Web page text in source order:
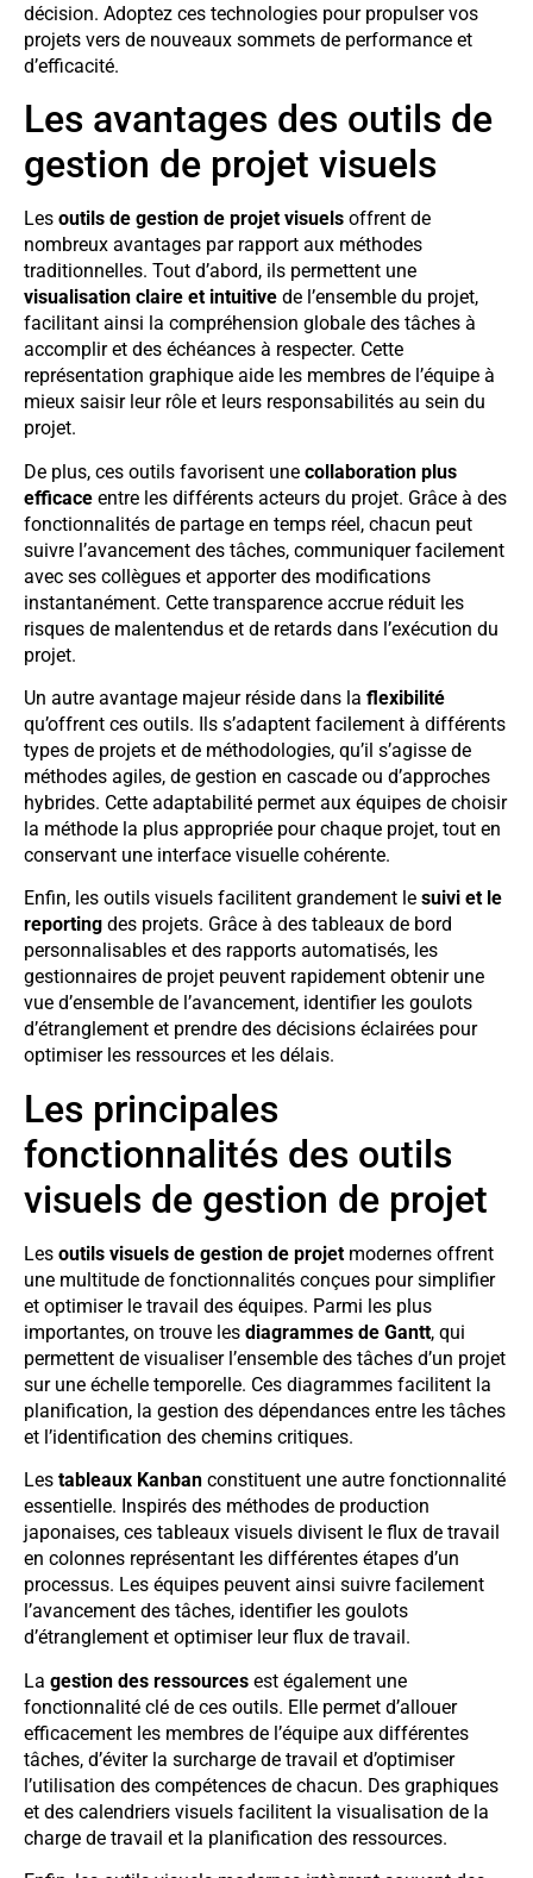
décision. Adoptez ces technologies pour propulser vos
projets vers de nouveaux sommets de performance et
d’efficacité.
Les avantages des outils de
gestion de projet visuels
Les outils de gestion de projet visuels offrent de
nombreux avantages par rapport aux méthodes
traditionnelles. Tout d’abord, ils permettent une
visualisation claire et intuitive de l’ensemble du projet,
facilitant ainsi la compréhension globale des tâches à
accomplir et des échéances à respecter. Cette
représentation graphique aide les membres de l’équipe à
mieux saisir leur rôle et leurs responsabilités au sein du
projet.
De plus, ces outils favorisent une collaboration plus
efficace entre les différents acteurs du projet. Grâce à des
fonctionnalités de partage en temps réel, chacun peut
suivre l’avancement des tâches, communiquer facilement
avec ses collègues et apporter des modifications
instantanément. Cette transparence accrue réduit les
risques de malentendus et de retards dans l’exécution du
projet.
Un autre avantage majeur réside dans la flexibilité
qu’offrent ces outils. Ils s’adaptent facilement à différents
types de projets et de méthodologies, qu’il s’agisse de
méthodes agiles, de gestion en cascade ou d’approches
hybrides. Cette adaptabilité permet aux équipes de choisir
la méthode la plus appropriée pour chaque projet, tout en
conservant une interface visuelle cohérente.
Enfin, les outils visuels facilitent grandement le suivi et le
reporting des projets. Grâce à des tableaux de bord
personnalisables et des rapports automatisés, les
gestionnaires de projet peuvent rapidement obtenir une
vue d’ensemble de l’avancement, identifier les goulots
d’étranglement et prendre des décisions éclairées pour
optimiser les ressources et les délais.
Les principales
fonctionnalités des outils
visuels de gestion de projet
Les outils visuels de gestion de projet modernes offrent
une multitude de fonctionnalités conçues pour simplifier
et optimiser le travail des équipes. Parmi les plus
importantes, on trouve les diagrammes de Gantt, qui
permettent de visualiser l’ensemble des tâches d’un projet
sur une échelle temporelle. Ces diagrammes facilitent la
planification, la gestion des dépendances entre les tâches
et l’identification des chemins critiques.
Les tableaux Kanban constituent une autre fonctionnalité
essentielle. Inspirés des méthodes de production
japonaises, ces tableaux visuels divisent le flux de travail
en colonnes représentant les différentes étapes d’un
processus. Les équipes peuvent ainsi suivre facilement
l’avancement des tâches, identifier les goulots
d’étranglement et optimiser leur flux de travail.
La gestion des ressources est également une
fonctionnalité clé de ces outils. Elle permet d’allouer
efficacement les membres de l’équipe aux différentes
tâches, d’éviter la surcharge de travail et d’optimiser
l’utilisation des compétences de chacun. Des graphiques
et des calendriers visuels facilitent la visualisation de la
charge de travail et la planification des ressources.